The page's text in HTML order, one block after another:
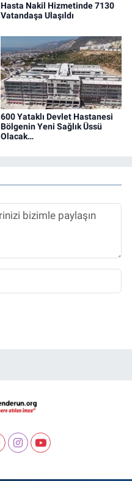
Hasta Nakil Hizmetinde 7130
Vatandaşa Ulaşıldı
600 Yataklı Devlet Hastanesi
Bölgenin Yeni Sağlık Üssü
Olacak…